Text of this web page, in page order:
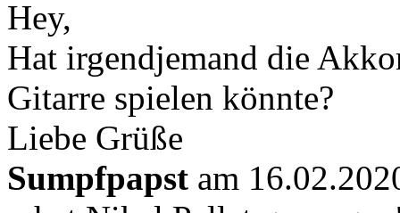
Hey,
Hat irgendjemand die
Gitarre spielen könnte?
Liebe Grüße
Sumpfpapst am